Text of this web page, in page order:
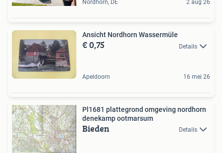
Nordhorn, DE 2 aug 26
Ansicht Nordhorn Wassermüle
€ 0,75 Details
Apeldoorn 16 mei 26
Pl1681 plattegrond omgeving nordhorn
denekamp ootmarsum
Bieden Details